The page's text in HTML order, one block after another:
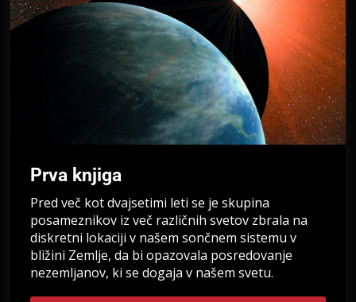
Prva knjiga
Pred več kot dvajsetimi leti se je skupina
posameznikov iz več različnih svetov zbrala na
diskretni lokaciji v našem sončnem sistemu v
bližini Zemlje, da bi opazovala posredovanje
nezemljanov, ki se dogaja v našem svetu.